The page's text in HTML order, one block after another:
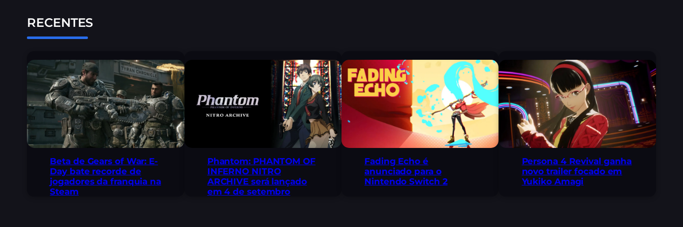
RECENTES
Beta de Gears of War: E-
Day bate recorde de
jogadores da franquia na
Steam
Phantom: PHANTOM OF
INFERNO NITRO
ARCHIVE será lançado
em 4 de setembro
Fading Echo é
anunciado para o
Nintendo Switch 2
Persona 4 Revival ganha
novo trailer focado em
Yukiko Amagi